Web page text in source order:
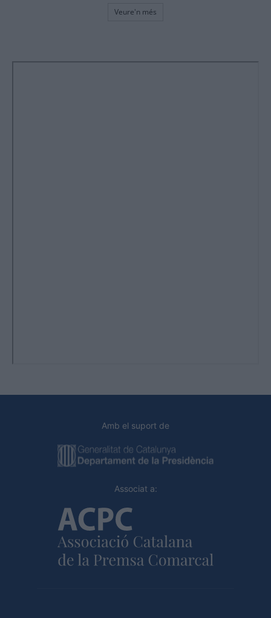
Veure'n més
Amb el suport de
Associat a: